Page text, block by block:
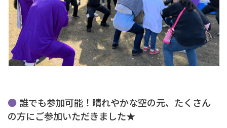
誰でも参加可能！晴れやかな空の元、たくさん
の方にご参加いただきました★